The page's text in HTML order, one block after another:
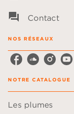
question_answer Contact
NOS RÉSEAUX
NOTRE CATALOGUE
Les plumes